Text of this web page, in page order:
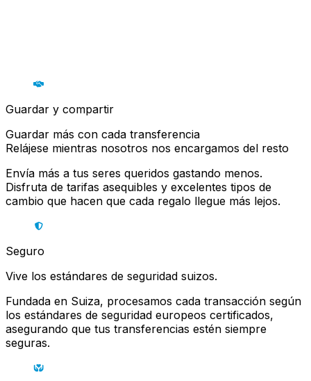
Guardar y compartir
Guardar más con cada transferencia
Relájese mientras nosotros nos encargamos del resto
Envía más a tus seres queridos gastando menos.
Disfruta de tarifas asequibles y excelentes tipos de
cambio que hacen que cada regalo llegue más lejos.
Seguro
Vive los estándares de seguridad suizos.
Fundada en Suiza, procesamos cada transacción según
los estándares de seguridad europeos certificados,
asegurando que tus transferencias estén siempre
seguras.